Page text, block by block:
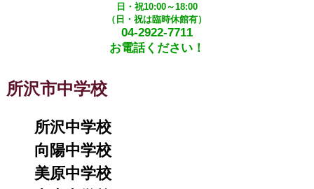
日・祝10:00～18:00
（日・祝は臨時休館有）
04-2922-7711
お電話ください！
所沢市中学校
所沢中学校
向陽中学校
美原中学校